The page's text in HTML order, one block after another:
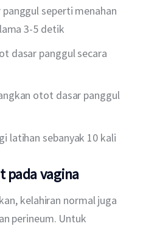
seperti menahan
3-5 detik
dasar panggul secara
otot dasar panggul
latihan sebanyak 10 kali
pada vagina
kelahiran normal juga
perineum. Untuk